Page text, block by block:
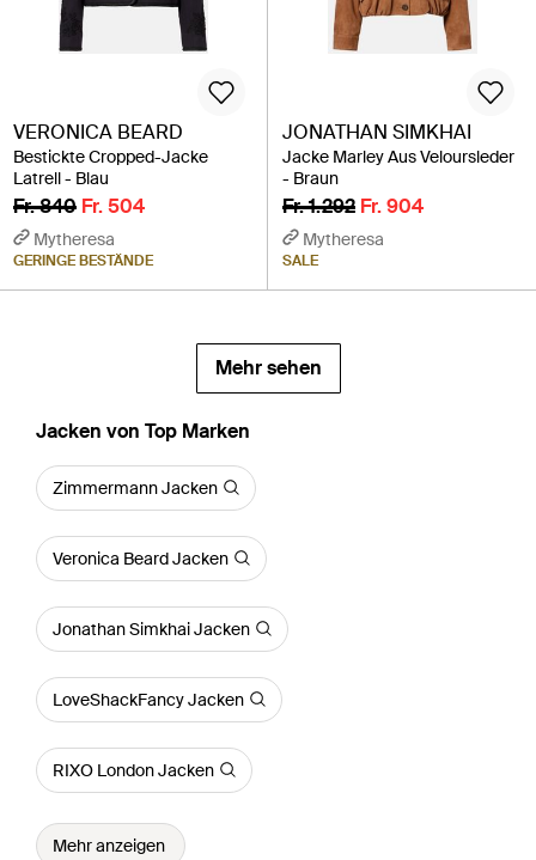
VERONICA BEARD
Bestickte Cropped-Jacke
Latrell - Blau
Fr. 840 Fr. 504
Mytheresa
GERINGE BESTÄNDE
JONATHAN SIMKHAI
Jacke Marley Aus Veloursleder
- Braun
Fr. 1.292 Fr. 904
Mytheresa
SALE
Mehr sehen
Jacken von Top Marken
Zimmermann Jacken
Veronica Beard Jacken
Jonathan Simkhai Jacken
LoveShackFancy Jacken
RIXO London Jacken
Mehr anzeigen